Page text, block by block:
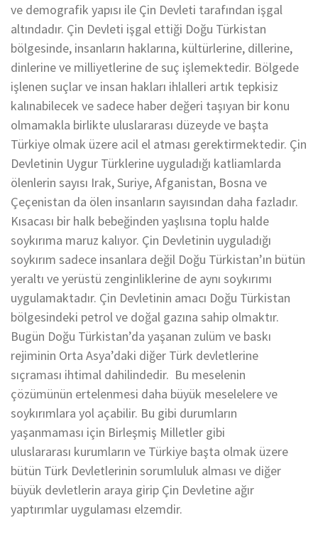
ve demografik yapısı ile Çin Devleti tarafından işgal
altındadır. Çin Devleti işgal ettiği Doğu Türkistan
bölgesinde, insanların haklarına, kültürlerine, dillerine,
dinlerine ve milliyetlerine de suç işlemektedir. Bölgede
işlenen suçlar ve insan hakları ihlalleri artık tepkisiz
kalınabilecek ve sadece haber değeri taşıyan bir konu
olmamakla birlikte uluslararası düzeyde ve başta
Türkiye olmak üzere acil el atması gerektirmektedir. Çin
Devletinin Uygur Türklerine uyguladığı katliamlarda
ölenlerin sayısı Irak, Suriye, Afganistan, Bosna ve
Çeçenistan da ölen insanların sayısından daha fazladır.
Kısacası bir halk bebeğinden yaşlısına toplu halde
soykırıma maruz kalıyor. Çin Devletinin uyguladığı
soykırım sadece insanlara değil Doğu Türkistan’ın bütün
yeraltı ve yerüstü zenginliklerine de aynı soykırımı
uygulamaktadır. Çin Devletinin amacı Doğu Türkistan
bölgesindeki petrol ve doğal gazına sahip olmaktır.
Bugün Doğu Türkistan’da yaşanan zulüm ve baskı
rejiminin Orta Asya’daki diğer Türk devletlerine
sıçraması ihtimal dahilindedir. Bu meselenin
çözümünün ertelenmesi daha büyük meselelere ve
soykırımlara yol açabilir. Bu gibi durumların
yaşanmaması için Birleşmiş Milletler gibi
uluslararası kurumların ve Türkiye başta olmak üzere
bütün Türk Devletlerinin sorumluluk alması ve diğer
büyük devletlerin araya girip Çin Devletine ağır
yaptırımlar uygulaması elzemdir.